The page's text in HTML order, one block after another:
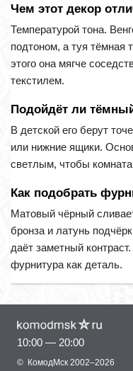
Чем этот декор
Температурой тона.
подтоном, а туя тёмная
этого она мягче
текстилем.
Подойдёт ли
В детской его берут
или нижние ящики.
светлым, чтобы комната
Как подобрать
Матовый чёрный
бронза и латунь
даёт заметный
фурнитура как деталь.
10:00 — 20:00
© КомодМск 2002–2026